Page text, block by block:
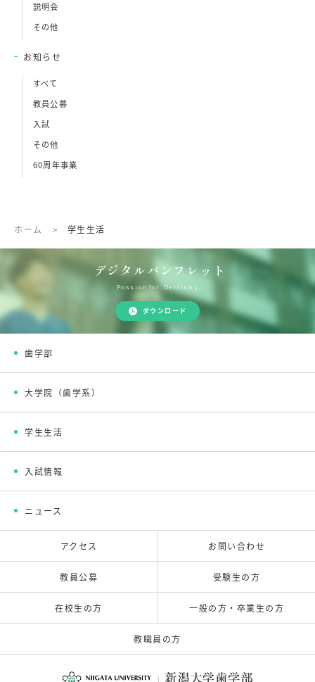
説明会
その他
お知らせ
すべて
教員公募
入試
その他
60周年事業
ホーム > 学生生活
デジタルパンフレット
Passion for Dentistry
ダウンロード
歯学部
大学院（歯学系）
学生生活
入試情報
ニュース
アクセス お問い合わせ
教員公募 受験生の方
在校生の方 一般の方・卒業生の方
教職員の方